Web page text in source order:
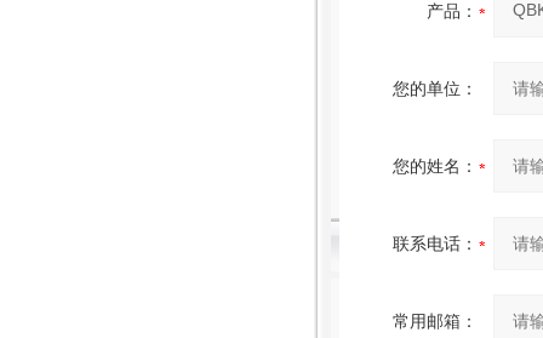
产品：
您的单位：
您的姓名：
联系电话：
常用邮箱：